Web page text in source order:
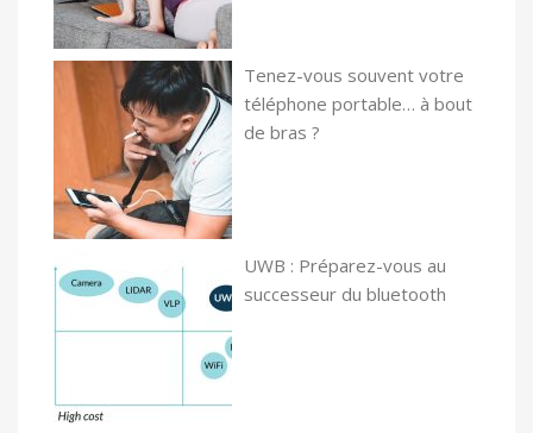
Tenez-vous souvent votre
téléphone portable… à bout
de bras ?
UWB : Préparez-vous au
successeur du bluetooth